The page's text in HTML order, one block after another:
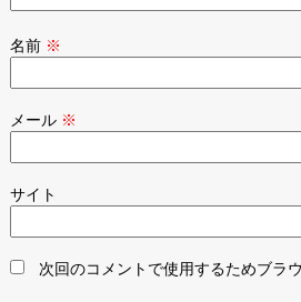
名前 ※
メール ※
サイト
次回のコメントで使用するためブラ